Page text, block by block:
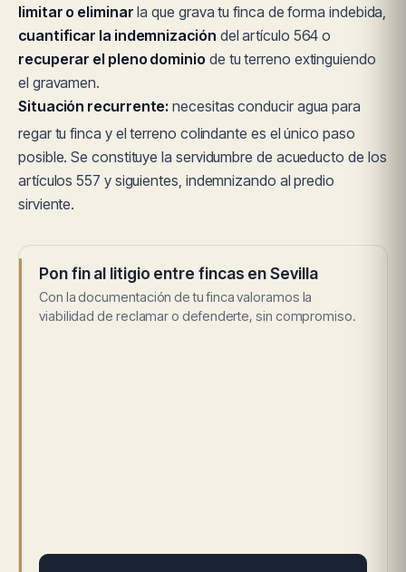
limitar o eliminar la que grava tu finca de forma indebida,
cuantificar la indemnización del artículo 564 o
recuperar el pleno dominio de tu terreno extinguiendo
el gravamen.
Situación recurrente: necesitas conducir agua para
regar tu finca y el terreno colindante es el único paso
posible. Se constituye la servidumbre de acueducto de los
artículos 557 y siguientes, indemnizando al predio
sirviente.
Pon fin al litigio entre fincas en Sevilla
Con la documentación de tu finca valoramos la
viabilidad de reclamar o defenderte, sin compromiso.